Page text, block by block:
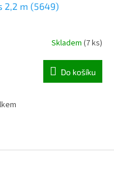
2,2 m (5649)
Skladem (7 ks)
Do košíku